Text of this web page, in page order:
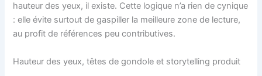
hauteur des yeux, il existe. Cette logique n’a rien de cynique
: elle évite surtout de gaspiller la meilleure zone de lecture,
au profit de références peu contributives.
Hauteur des yeux, têtes de gondole et storytelling produit